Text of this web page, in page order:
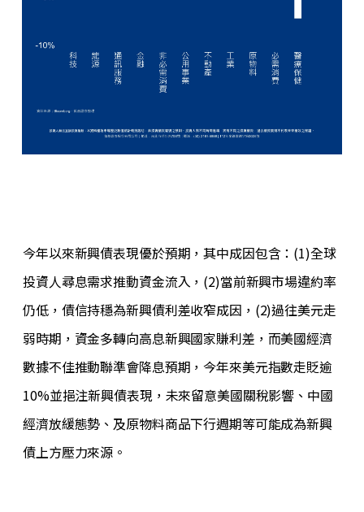
今年以來新興債表現優於預期，其中成因包含：(1)全球
投資人尋息需求推動資金流入，(2)當前新興市場違約率
仍低，債信持穩為新興債利差收窄成因，(2)過往美元走
弱時期，資金多轉向高息新興國家賺利差，而美國經濟
數據不佳推動聯準會降息預期，今年來美元指數走貶逾
10%並挹注新興債表現，未來留意美國關稅影響、中國
經濟放緩態勢、及原物料商品下行週期等可能成為新興
債上方壓力來源。